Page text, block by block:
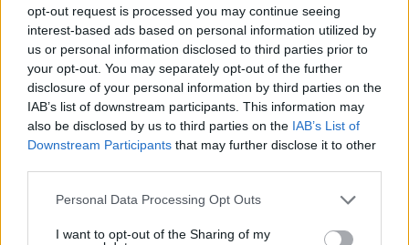
opt-out request is processed you may continue seeing
interest-based ads based on personal information utilized by
us or personal information disclosed to third parties prior to
your opt-out. You may separately opt-out of the further
disclosure of your personal information by third parties on the
IAB’s list of downstream participants. This information may
also be disclosed by us to third parties on the IAB’s List of
Downstream Participants that may further disclose it to other
Please note that this website/app uses one or more Google
not limited to your visit or usage behaviour. You may click to
Personal Data Processing Opt Outs
I want to opt-out of the Sharing of my
Καρκίνος παχέος εντέρου: Το απλό τεστ που
συνδέθηκε με 50% λιγότερους θανάτους – Το
08.08.2026, 09:31